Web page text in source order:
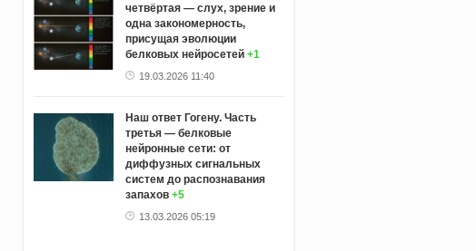
четвёртая — слух, зрение и
одна закономерность,
присущая эволюции
белковых нейросетей +1
19.03.2026 11:40
Наш ответ Гогену. Часть
третья — белковые
нейронные сети: от
диффузных сигнальных
систем до распознавания
запахов +5
13.03.2026 05:19